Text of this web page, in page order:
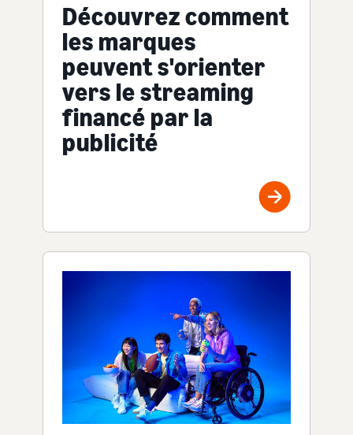
Découvrez comment
les marques
peuvent s'orienter
vers le streaming
financé par la
publicité